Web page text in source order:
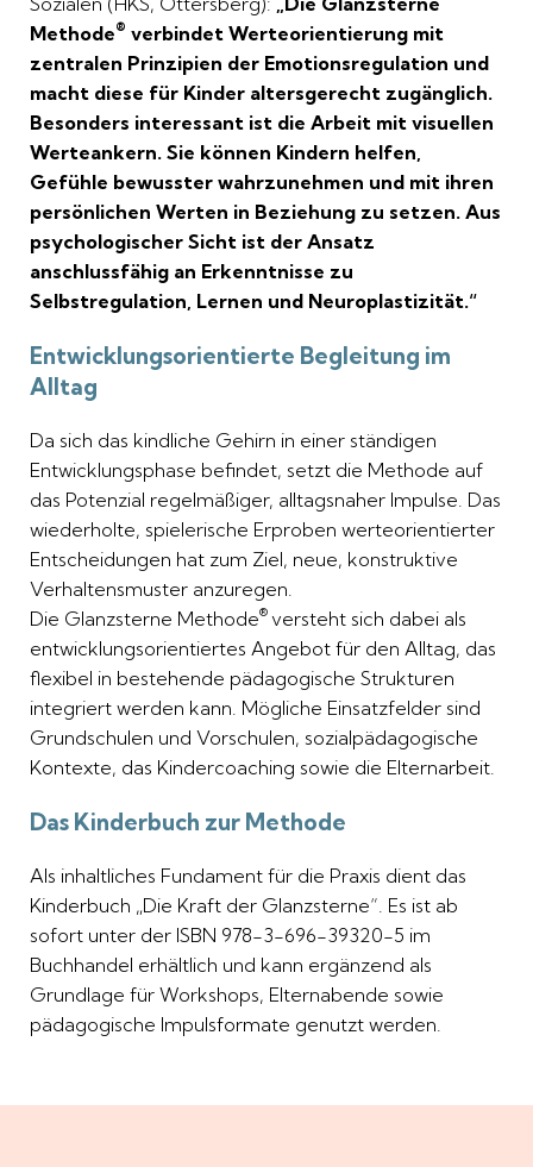
Methode® verbindet Werteorientierung mit
zentralen Prinzipien der Emotionsregulation und
macht diese für Kinder altersgerecht zugänglich.
Besonders interessant ist die Arbeit mit visuellen
Werteankern. Sie können Kindern helfen,
Gefühle bewusster wahrzunehmen und mit ihren
persönlichen Werten in Beziehung zu setzen. Aus
psychologischer Sicht ist der Ansatz
anschlussfähig an Erkenntnisse zu
Selbstregulation, Lernen und Neuroplastizität.“
Entwicklungsorientierte Begleitung im
Alltag
Da sich das kindliche Gehirn in einer ständigen
Entwicklungsphase befindet, setzt die Methode auf
das Potenzial regelmäßiger, alltagsnaher Impulse. Das
wiederholte, spielerische Erproben werteorientierter
Entscheidungen hat zum Ziel, neue, konstruktive
Verhaltensmuster anzuregen.
Die Glanzsterne Methode® versteht sich dabei als
entwicklungsorientiertes Angebot für den Alltag, das
flexibel in bestehende pädagogische Strukturen
integriert werden kann. Mögliche Einsatzfelder sind
Grundschulen und Vorschulen, sozialpädagogische
Kontexte, das Kindercoaching sowie die Elternarbeit.
Das Kinderbuch zur Methode
Als inhaltliches Fundament für die Praxis dient das
Kinderbuch „Die Kraft der Glanzsterne“. Es ist ab
sofort unter der ISBN 978-3-696-39320-5 im
Buchhandel erhältlich und kann ergänzend als
Grundlage für Workshops, Elternabende sowie
pädagogische Impulsformate genutzt werden.